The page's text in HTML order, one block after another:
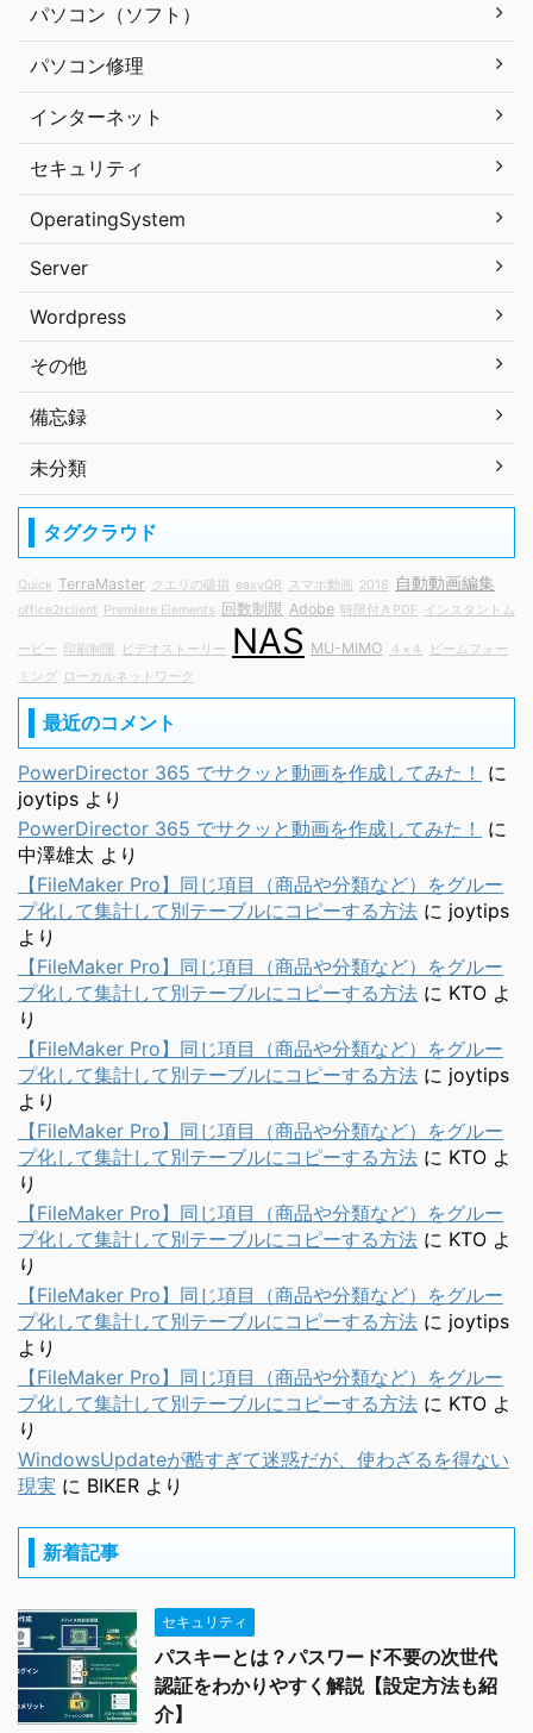
パソコン（ソフト）
パソコン修理
インターネット
セキュリティ
OperatingSystem
Server
Wordpress
その他
備忘録
未分類
タグクラウド
Quick TerraMaster クエリの破損 easyQR スマホ動画 2018 自動動画編集
office2rclient Premiere Elements 回数制限 Adobe 時限付きPDF インスタントム
ービー 印刷制限 ビデオストーリー NAS MU-MIMO ４×４
ビームフォー
ミング
ローカルネットワーク
最近のコメント
PowerDirector 365 でサクッと動画を作成してみた！
に
joytips より
PowerDirector 365 でサクッと動画を作成してみた！
に
中澤雄太 より
【FileMaker Pro】同じ項目（商品や分類など）をグルー
プ化して集計して別テーブルにコピーする方法 に joytips
より
【FileMaker Pro】同じ項目（商品や分類など）をグルー
プ化して集計して別テーブルにコピーする方法 に KTO よ
り
【FileMaker Pro】同じ項目（商品や分類など）をグルー
プ化して集計して別テーブルにコピーする方法 に joytips
より
【FileMaker Pro】同じ項目（商品や分類など）をグルー
プ化して集計して別テーブルにコピーする方法 に KTO よ
り
【FileMaker Pro】同じ項目（商品や分類など）をグルー
プ化して集計して別テーブルにコピーする方法 に KTO よ
り
【FileMaker Pro】同じ項目（商品や分類など）をグルー
プ化して集計して別テーブルにコピーする方法 に joytips
より
【FileMaker Pro】同じ項目（商品や分類など）をグルー
プ化して集計して別テーブルにコピーする方法 に KTO よ
り
WindowsUpdateが酷すぎて迷惑だが、使わざるを得ない
現実 に BIKER より
新着記事
セキュリティ
パスキーとは？パスワード不要の次世代
認証をわかりやすく解説【設定方法も紹
介】